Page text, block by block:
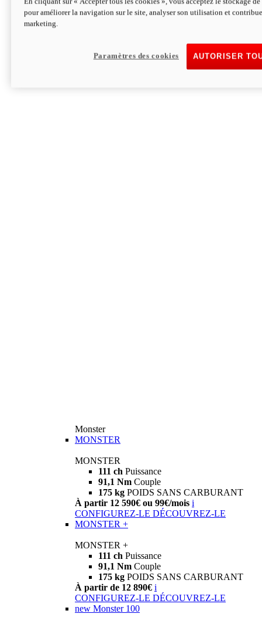
Hypermotard V2 SP 100
Découvrez-le
Monster
MONSTER
MONSTER
111 ch Puissance
91,1 Nm Couple
175 kg POIDS SANS CARBURANT
À partir 12 590€ ou 99€/mois i
CONFIGUREZ-LE DÉCOUVREZ-LE
MONSTER +
MONSTER +
111 ch Puissance
91,1 Nm Couple
175 kg POIDS SANS CARBURANT
À partir de 12 890€ i
CONFIGUREZ-LE DÉCOUVREZ-LE
new Monster 100
pour améliorer la navigation sur le site, analyser son utilisation et
marketing.
AUTORISER
Paramètres des cookies